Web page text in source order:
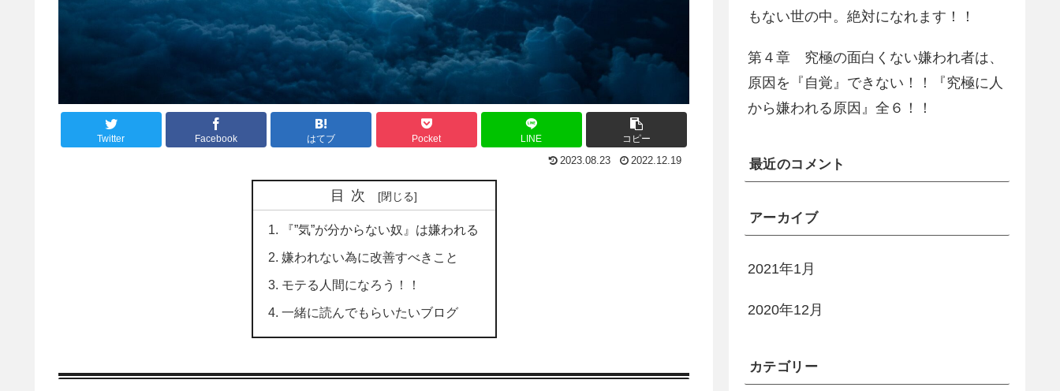
Twitter Facebook はてブ Pocket LINE コピー
2023.08.23 2022.12.19
目次
『”気”が分からない奴』は嫌われる
嫌われない為に改善すべきこと
モテる人間になろう！！
一緒に読んでもらいたいブログ
もない世の中。絶対になれます！！
第４章 究極の面白くない嫌われ者は、
原因を『自覚』できない！！『究極に人
から嫌われる原因』全６！！
最近のコメント
アーカイブ
2021年1月
2020年12月
カテゴリー